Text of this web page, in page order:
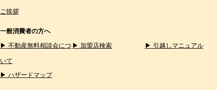
ご挨拶
一般消費者の方へ
▶ 不動産無料相談会につ
いて
▶ 加盟店検索 ▶ 引越しマニュアル
▶ ハザードマップ